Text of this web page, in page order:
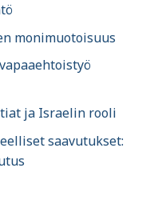
monimuotoisuus
ja Israelin rooli
saavutukset: